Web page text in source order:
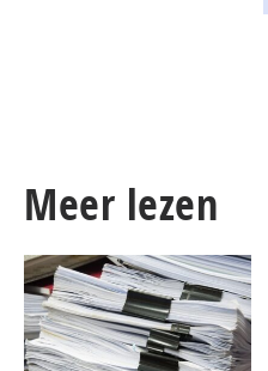
Meer lezen